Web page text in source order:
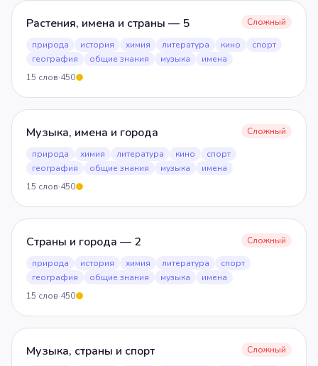
Растения, имена и страны — 5
Сложный
природа
история химия литература кино
спорт
география
общие знания музыка
имена
15 слов·450
Музыка, имена и города
Сложный
природа
химия литература кино
спорт
география
общие знания музыка
имена
15 слов·450
Страны и города — 2
Сложный
природа
история химия литература
спорт
география
общие знания музыка
имена
15 слов·450
Музыка, страны и спорт
Сложный